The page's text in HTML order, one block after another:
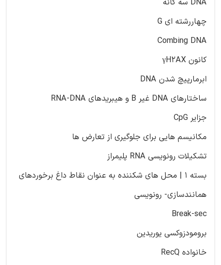
DNA سه گانه
چهاررشته ای G
Combing DNA
کانون γH2AX
ابرمارپیچ شدن DNA
ساختارهای DNA غیر B و هیبریدهای RNA-DNA
جزایر CpG
مکانیسم هایی برای جلوگیری از تعارض ها
تشکیلات رونویسی RNA پلیمراز
بسته 1 | محل های شکننده به عنوان نقاط داغ برخوردهای
همانندسازی- رونویسی
Break-sec
برومودزوکسی یوریدین
خانواده RecQ